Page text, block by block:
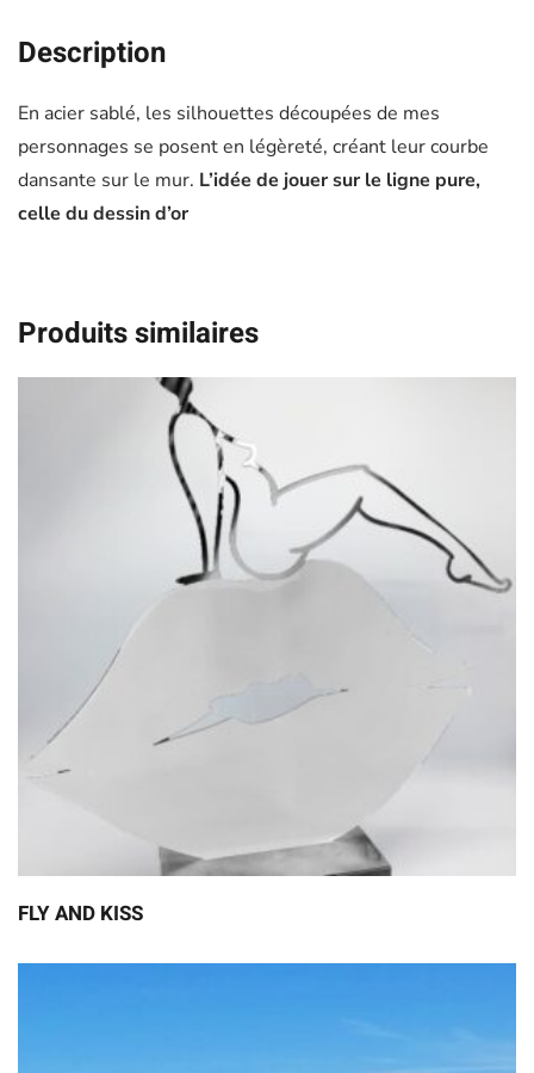
Description
En acier sablé, les silhouettes découpées de mes
personnages se posent en légèreté, créant leur courbe
dansante sur le mur. L’idée de jouer sur le ligne pure,
celle du dessin d’or
Produits similaires
FLY AND KISS